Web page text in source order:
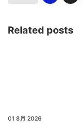
Related posts
01 8月 2026